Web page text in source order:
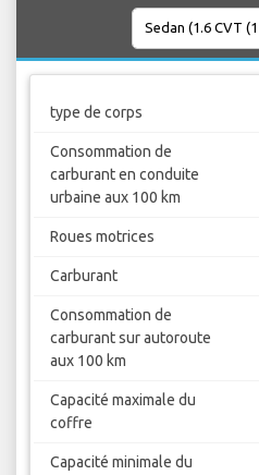
type de corps
Consommation de
carburant en conduite
urbaine aux 100 km
Roues motrices
Carburant
Consommation de
carburant sur autoroute
aux 100 km
Capacité maximale du
coffre
Capacité minimale du